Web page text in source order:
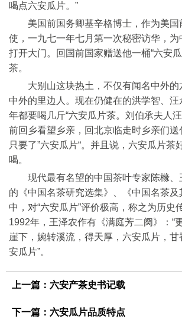
喝点六安瓜片。”
美国前国务卿基辛格博士，作为美
使，一九七一年七月第一次秘密访华，为
打开大门。回国前国家赠送他一桶“六安
茶。
大别山这块热土，不仅有闻名中外的
中外的里边人。现在仍健在的洪学智、
年都要喝几斤“六安瓜片茶。刘伯承夫人
前回乡看望乡亲，回北京临走时乡亲们送
只要了”六安瓜片“。并且说，六安瓜片茶
喝。
现代最有名望的中国茶叶专家陈橼
的《中国名茶研究选集》、《中国名茶及
中，对“六安瓜片”评价极高，称之为历史
1992年，王泽农作有《满庭芳二阕》：“
崖下，婉转溪流，得天厚，六安瓜片，甘
安瓜片”。
上一篇： 六安产茶史书记载
下一篇： 六安瓜片品质特点